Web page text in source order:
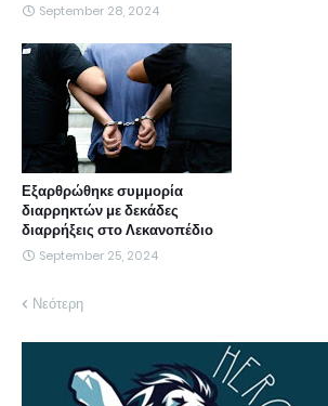
September 28, 2024
Εξαρθρώθηκε συμμορία
διαρρηκτών με δεκάδες
διαρρήξεις στο Λεκανοπέδιο
September 25, 2024
Νεότερη